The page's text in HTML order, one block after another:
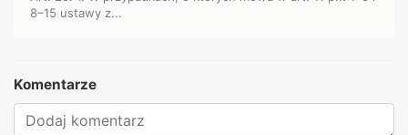
8–15 ustawy z...
Komentarze